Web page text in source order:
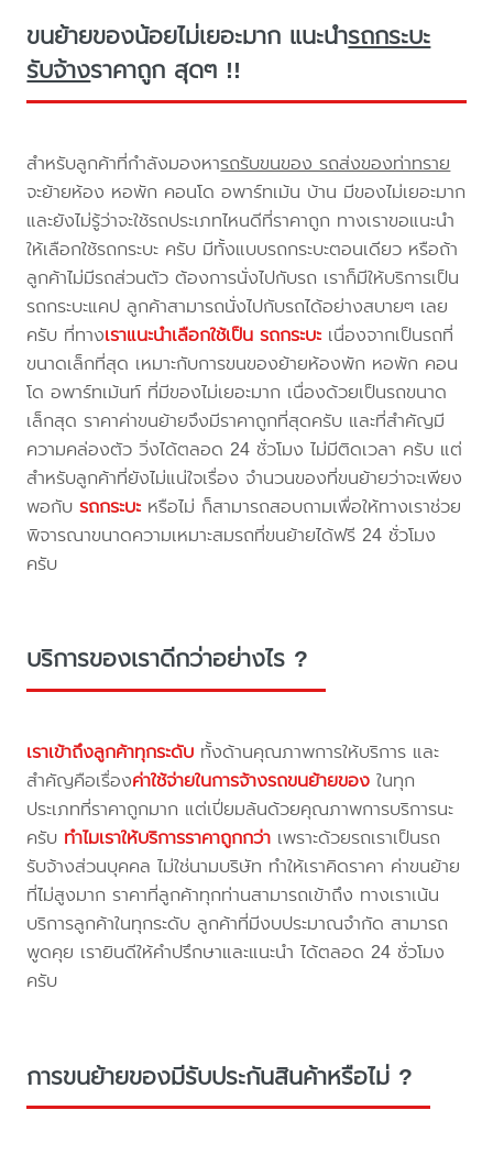
ขนย้ายของน้อยไม่เยอะมาก แนะนำรถกระบะ
รับจ้างราคาถูก สุดๆ !!
สำหรับลูกค้าที่กำลังมองหารถรับขนของ รถส่งของท่าทราย
จะย้ายห้อง หอพัก คอนโด อพาร์ทเม้น บ้าน มีของไม่เยอะมาก
และยังไม่รู้ว่าจะใช้รถประเภทไหนดีที่ราคาถูก ทางเราขอแนะนำ
ให้เลือกใช้รถกระบะ ครับ มีทั้งแบบรถกระบะตอนเดียว หรือถ้า
ลูกค้าไม่มีรถส่วนตัว ต้องการนั่งไปกับรถ เราก็มีให้บริการเป็น
รถกระบะแคป ลูกค้าสามารถนั่งไปกับรถได้อย่างสบายๆ เลย
ครับ ที่ทางเราแนะนำเลือกใช้เป็น รถกระบะ เนื่องจากเป็นรถที่
ขนาดเล็กที่สุด เหมาะกับการขนของย้ายห้องพัก หอพัก คอน
โด อพาร์ทเม้นท์ ที่มีของไม่เยอะมาก เนื่องด้วยเป็นรถขนาด
เล็กสุด ราคาค่าขนย้ายจึงมีราคาถูกที่สุดครับ และที่สำคัญมี
ความคล่องตัว วิ่งได้ตลอด 24 ชั่วโมง ไม่มีติดเวลา ครับ แต่
สำหรับลูกค้าที่ยังไม่แน่ใจเรื่อง จำนวนของที่ขนย้ายว่าจะเพียง
พอกับรถกระบะ หรือไม่ ก็สามารถสอบถามเพื่อให้ทางเราช่วย
พิจารณาขนาดความเหมาะสมรถที่ขนย้ายได้ฟรี 24 ชั่วโมง
ครับ
บริการของเราดีกว่าอย่างไร ?
เราเข้าถึงลูกค้าทุกระดับ ทั้งด้านคุณภาพการให้บริการ และ
สำคัญคือเรื่องค่าใช้จ่ายในการจ้างรถขนย้ายของ ในทุก
ประเภทที่ราคาถูกมาก แต่เปี่ยมล้นด้วยคุณภาพการบริการนะ
ครับ ทำไมเราให้บริการราคาถูกกว่า เพราะด้วยรถเราเป็นรถ
รับจ้างส่วนบุคคล ไม่ใช่นามบริษัท ทำให้เราคิดราคา ค่าขนย้าย
ที่ไม่สูงมาก ราคาที่ลูกค้าทุกท่านสามารถเข้าถึง ทางเราเน้น
บริการลูกค้าในทุกระดับ ลูกค้าที่มีงบประมาณจำกัด สามารถ
พูดคุย เรายินดีให้คำปรึกษาและแนะนำ ได้ตลอด 24 ชั่วโมง
ครับ
การขนย้ายของมีรับประกันสินค้าหรือไม่ ?